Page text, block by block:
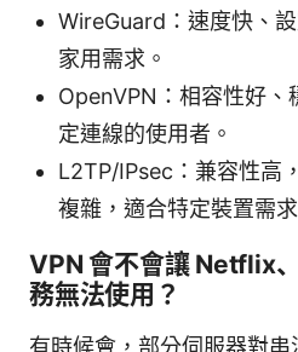
WireGuard：速度快、
家用需求。
OpenVPN：相容性好、
定連線的使用者。
L2TP/IPsec：兼容性高
複雜，適合特定裝置需求
VPN 會不會讓 Netflix
務無法使用？